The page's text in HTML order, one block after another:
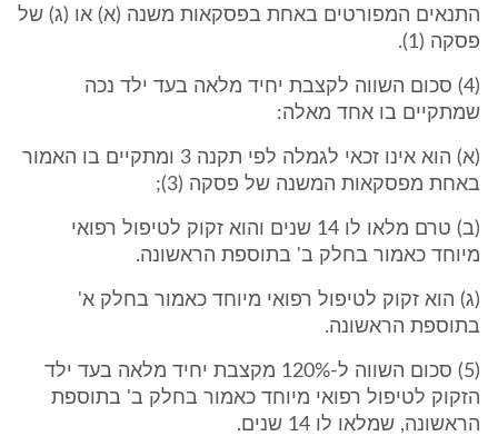
התנאים המפורטים באחת בפסקאות משנה (א) או (ג) של
פסקה (1).
(4) סכום השווה לקצבת יחיד מלאה בעד ילד נכה
שמתקיים בו אחד מאלה:
(א) הוא אינו זכאי לגמלה לפי תקנה 3 ומתקיים בו האמור
באחת מפסקאות המשנה של פסקה (3);
(ב) טרם מלאו לו 14 שנים והוא זקוק לטיפול רפואי
מיוחד כאמור בחלק ב' בתוספת הראשונה.
(ג) הוא זקוק לטיפול רפואי מיוחד כאמור בחלק א'
בתוספת הראשונה.
(5) סכום השווה ל-120% מקצבת יחיד מלאה בעד ילד
הזקוק לטיפול רפואי מיוחד כאמור בחלק ב' בתוספת
הראשונה, שמלאו לו 14 שנים.